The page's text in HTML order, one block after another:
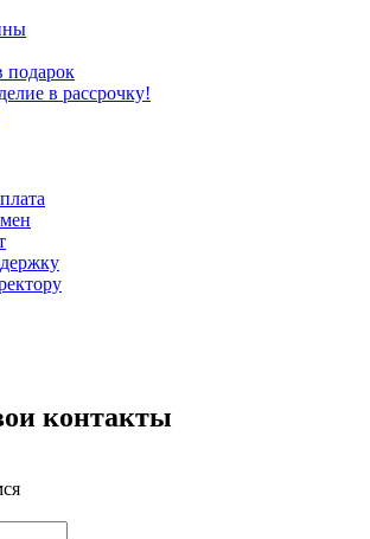
подарок
в рассрочку!
контакты